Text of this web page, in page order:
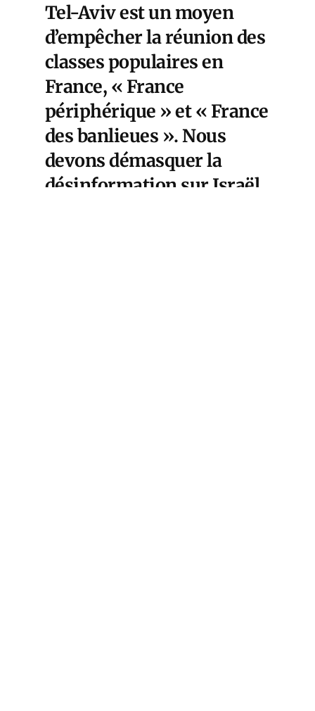
Tel-Aviv est un moyen
d’empêcher la réunion des
classes populaires en
France, « France
périphérique » et « France
des banlieues ». Nous
devons démasquer la
désinformation sur Israël.